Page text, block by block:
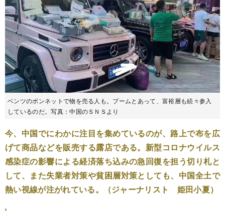
ベンツのボンネットで物を売る人も。ブームとあって、富裕層も続々参入
しているのだ。写真：中国のＳＮＳより
今、中国でにわかに注目を集めているのが、路上で布を広
げて商品などを販売する露店である。新型コロナウイルス
感染症の影響による経済落ち込みの急回復を担う切り札と
して、また失業者対策や貧困層対策としても、中国全土で
熱い視線が注がれている。（ジャーナリスト 姫田小夏）